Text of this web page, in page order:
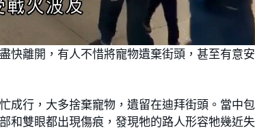
快離開，有人不惜將寵物遺棄街頭，甚至有意
成行，大多捨棄寵物，遺留在迪拜街頭。當中
和雙眼都出現傷痕，發現牠的路人形容牠幾近